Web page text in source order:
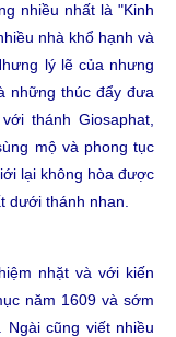
nhiều nhất là "Kinh
nhà khổ hạnh và
lý lẽ của nhưng
những thúc đẩy đưa
thánh Giosaphat,
mộ và phong tục
lại không hòa được
dưới thánh nhan.
nhặt và với kiến
năm 1609 và sớm
cũng viết nhiều